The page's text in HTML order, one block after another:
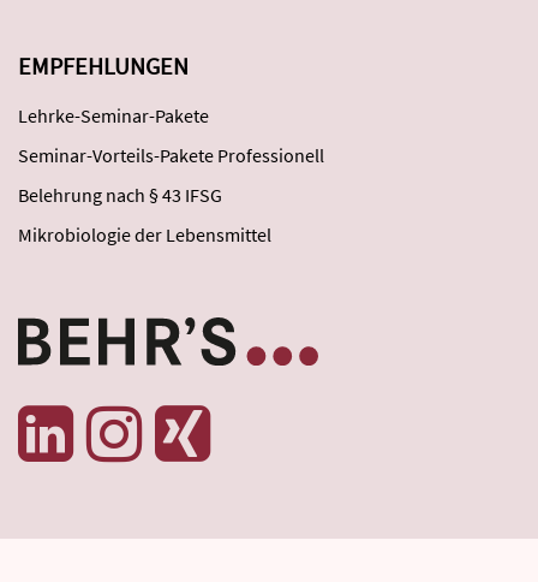
EMPFEHLUNGEN
Lehrke-Seminar-Pakete
Seminar-Vorteils-Pakete Professionell
Belehrung nach § 43 IFSG
Mikrobiologie der Lebensmittel